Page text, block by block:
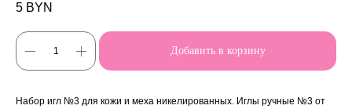
5 BYN
Добавить в корзину
Набор игл №3 для кожи и меха никелированных. Иглы ручные №3 от